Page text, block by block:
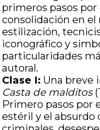
primeros pasos por
consolidación en
estilización,
iconográfico y
particularidades
autoral.
Clase I: Una breve
Casta de malditos
Primero pasos por
estéril y el absurdo